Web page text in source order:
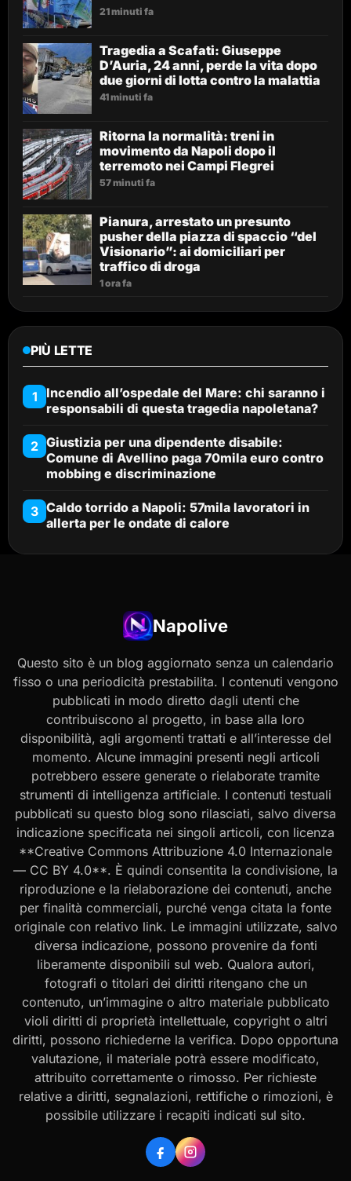
21 minuti fa
Tragedia a Scafati: Giuseppe
D’Auria, 24 anni, perde la vita dopo
due giorni di lotta contro la malattia
41 minuti fa
Ritorna la normalità: treni in
movimento da Napoli dopo il
terremoto nei Campi Flegrei
57 minuti fa
Pianura, arrestato un presunto
pusher della piazza di spaccio “del
Visionario”: ai domiciliari per
traffico di droga
1 ora fa
PIÙ LETTE
1
Incendio all’ospedale del Mare: chi saranno i
responsabili di questa tragedia napoletana?
2 Giustizia per una dipendente disabile:
Comune di Avellino paga 70mila euro contro
mobbing e discriminazione
3 Caldo torrido a Napoli: 57mila lavoratori in
allerta per le ondate di calore
Napolive
Questo sito è un blog aggiornato senza un calendario
fisso o una periodicità prestabilita. I contenuti vengono
pubblicati in modo diretto dagli utenti che
contribuiscono al progetto, in base alla loro
disponibilità, agli argomenti trattati e all’interesse del
momento. Alcune immagini presenti negli articoli
potrebbero essere generate o rielaborate tramite
strumenti di intelligenza artificiale. I contenuti testuali
pubblicati su questo blog sono rilasciati, salvo diversa
indicazione specificata nei singoli articoli, con licenza
**Creative Commons Attribuzione 4.0 Internazionale
— CC BY 4.0**. È quindi consentita la condivisione, la
riproduzione e la rielaborazione dei contenuti, anche
per finalità commerciali, purché venga citata la fonte
originale con relativo link. Le immagini utilizzate, salvo
diversa indicazione, possono provenire da fonti
liberamente disponibili sul web. Qualora autori,
fotografi o titolari dei diritti ritengano che un
contenuto, un’immagine o altro materiale pubblicato
violi diritti di proprietà intellettuale, copyright o altri
diritti, possono richiederne la verifica. Dopo opportuna
valutazione, il materiale potrà essere modificato,
attribuito correttamente o rimosso. Per richieste
relative a diritti, segnalazioni, rettifiche o rimozioni, è
possibile utilizzare i recapiti indicati sul sito.